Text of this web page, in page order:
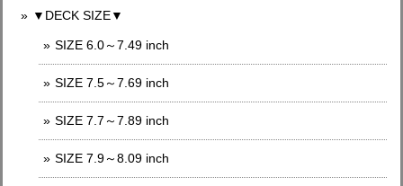
▼DECK SIZE▼
SIZE 6.0～7.49 inch
SIZE 7.5～7.69 inch
SIZE 7.7～7.89 inch
SIZE 7.9～8.09 inch